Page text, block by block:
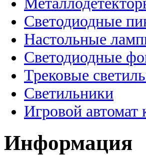
Светодиодные
Настольные
Светодиодные
Трековые
Светильники
Игровой
Информация